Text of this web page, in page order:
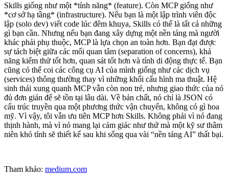
Skills giống như một *tính năng* (feature). Còn MCP giống như
*cơ sở hạ tầng* (infrastructure). Nếu bạn là một lập trình viên độc
lập (solo dev) viết code lúc đêm khuya, Skills có thể là tất cả những
gì bạn cần. Nhưng nếu bạn đang xây dựng một nền tảng mà người
khác phải phụ thuộc, MCP là lựa chọn an toàn hơn. Bạn đạt được
sự tách biệt giữa các mối quan tâm (separation of concerns), khả
năng kiểm thử tốt hơn, quan sát tốt hơn và tính di động thực tế. Bạn
cũng có thể coi các công cụ AI của mình giống như các dịch vụ
(services) thông thường thay vì những khối cấu hình ma thuật. Hệ
sinh thái xung quanh MCP vẫn còn non trẻ, nhưng giao thức của nó
đủ đơn giản để sẽ tồn tại lâu dài. Về bản chất, nó chỉ là JSON có
cấu trúc truyền qua một phương thức vận chuyển, không có gì hoa
mỹ. Vì vậy, tôi vẫn ưu tiên MCP hơn Skills. Không phải vì nó đang
thịnh hành, mà vì nó mang lại cảm giác như thứ mà một kỹ sư thâm
niên khó tính sẽ thiết kế sau khi sống qua vài “nền tảng AI” thất bại.
Tham khảo: medium.com